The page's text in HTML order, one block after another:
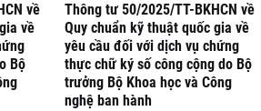
về
về
Bộ
Thông tư 50/2025/TT-BKHCN về
Quy chuẩn kỹ thuật quốc gia về
yêu cầu đối với dịch vụ chứng
thực chữ ký số công cộng do Bộ
trưởng Bộ Khoa học và Công
nghệ ban hành